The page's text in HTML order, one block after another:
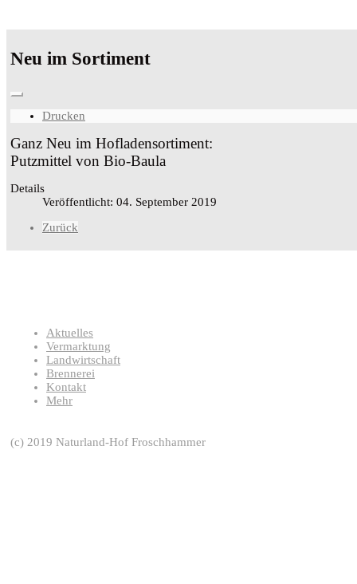
Neu im Sortiment
Drucken
Ganz Neu im Hofladensortiment:
Putzmittel von Bio-Baula
Details
Veröffentlicht: 04. September 2019
Zurück
Aktuelles
Vermarktung
Landwirtschaft
Brennerei
Kontakt
Mehr
(c) 2019 Naturland-Hof Froschhammer